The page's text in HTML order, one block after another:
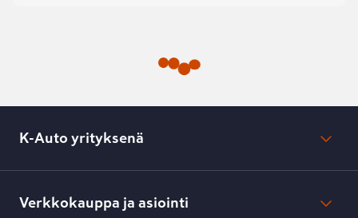
K-Auto yrityksenä
Lehdistötiedotteet
Toimipisteiden yhteystiedot
Verkkokauppa ja asiointi